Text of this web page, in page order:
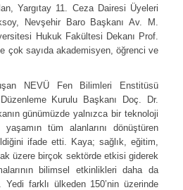
Yargıtay 11. Ceza Dairesi Üyeleri
Nevşehir Baro Başkanı Av. M.
Hukuk Fakültesi Dekanı Prof.
çok sayıda akademisyen, öğrenci ve
NEVÜ Fen Bilimleri Enstitüsü
Kurulu Başkanı Doç. Dr.
günümüzde yalnızca bir teknoloji
tüm alanlarını dönüştüren
ifade etti. Kaya; sağlık, eğitim,
üzere birçok sektörde etkisi giderek
bilimsel etkinlikleri daha da
Yedi farklı ülkeden 150’nin üzerinde